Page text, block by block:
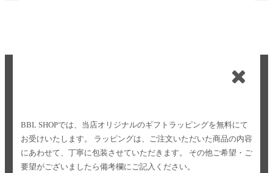
BBL SHOPでは、当店オリジナルのギフトラッピングを無料にて
お受けいたします。
ラッピングは、ご注文いただいた商品の内容
にあわせて、丁寧に包装させていただきます。
その他ご希望・ご
要望がございましたら備考欄にご記入ください。